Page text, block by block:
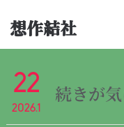
想作結社
22
2026.1
続きが